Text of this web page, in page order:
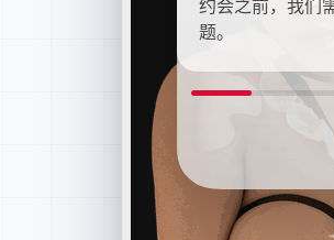
约会之前，我们
题。